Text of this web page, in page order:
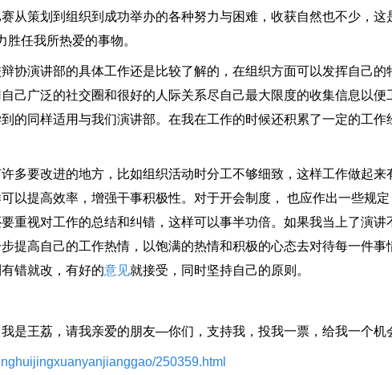
从策划到组织到成功举办的各种努力与困难，收获自然也不少，这
任我所热爱的事物。
演讲部的具体工作还是比较了解的，在组织方面可以发挥自己的
己广泛的社交圈和很好的人际关系尽自己最大限度的收集信息以便
的同样适用与我们演讲部。在我在工作的时候还积累了一定的工作
要改进的地方，比如组织活动时分工不够细致，这样工作做起来
以提高效率，增强干事积极性。对于开会制度， 也应作出一些规
重视对工作的总结和纠错，这样可以事半功倍。如果我当上了演讲
提高自己的工作热情，以饱满的热情和积极的心态去对待每一件事
错就改，有好的意见就接受，同时坚持自己的原则。
王荔，请我亲爱的朋友—你们，支持我，投我一票，给我一个机
250359.html